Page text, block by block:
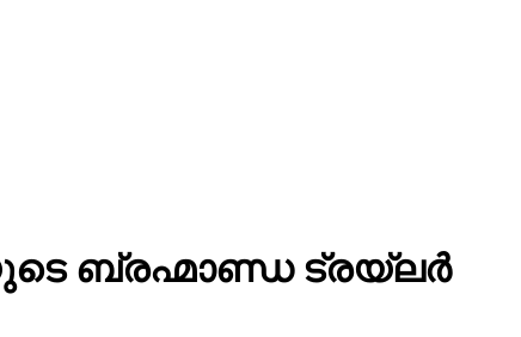
ബ്രഹ്മാണ്ഡ ട്രയ്ലർ